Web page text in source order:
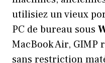
utilisiez un vieux
PC de bureau sous
MacBook Air, GIMP
sans restriction